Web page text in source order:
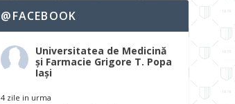
@FACEBOOK
Universitatea de Medicină
și Farmacie Grigore T. Popa
Iași
4 zile in urma